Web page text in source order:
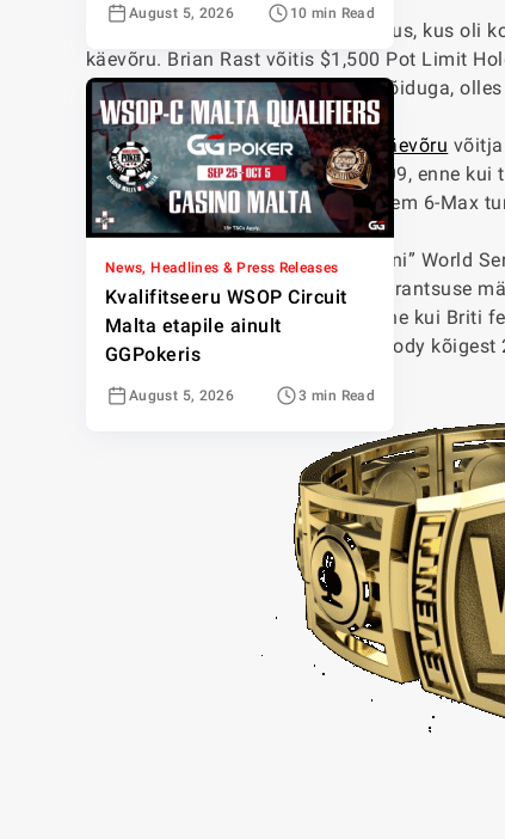
2010. aastal lisati veel üks sündmus, kus oli
käevõru. Brian Rast võitis $1,500 Pot Limit
uskumatu $1,72 miljoni suuruse võiduga,
Ukraina sai oma esimeseWSOP käevõru
Card Stud turniiri ja teenis $122,909, enne
peaauhinna $2,500 No Limit Hold’em 6-Max
Kaks meest lõpetasid “Triple Crowni” World
European Poker Touri võitudega. Prantsuse
Championship’i $331,639 eest, enne kui Briti
$851,912 eest. Selle võiduga sai Cody
August 5, 2026 10 min Read
News, Headlines & Press Releases
Kvalifitseeru WSOP Circuit
Malta etapile ainult
GGPokeris
August 5, 2026 3 min Read